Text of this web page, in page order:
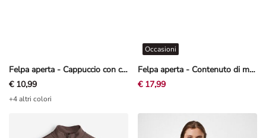
Felpa aperta - Cappuccio con coulisse - Blu scuro
€ 10,99
+4 altri colori
Felpa aperta - Contenuto di modal - Bianco sporco
Occasioni
€ 17,99